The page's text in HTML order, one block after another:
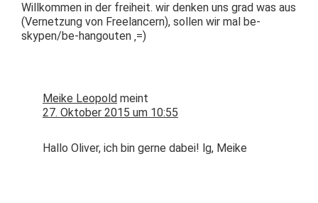
Willkom­men in der frei­heit. wir denken uns grad was aus
(Ver­net­zung von Free­lancern), sollen wir mal be-
skypen/be-hang­outen ‚=)
Meike Leopold meint
27. Oktober 2015 um 10:55
Hal­lo Oliv­er, ich bin gerne dabei! lg, Meike